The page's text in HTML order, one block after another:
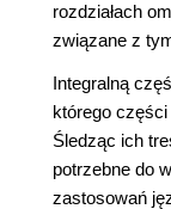
rozdziałach
związane z
Integralną
którego części
Śledząc ich
potrzebne do
zastosowań